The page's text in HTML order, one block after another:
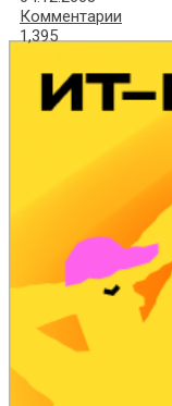
Комментарии
1,395